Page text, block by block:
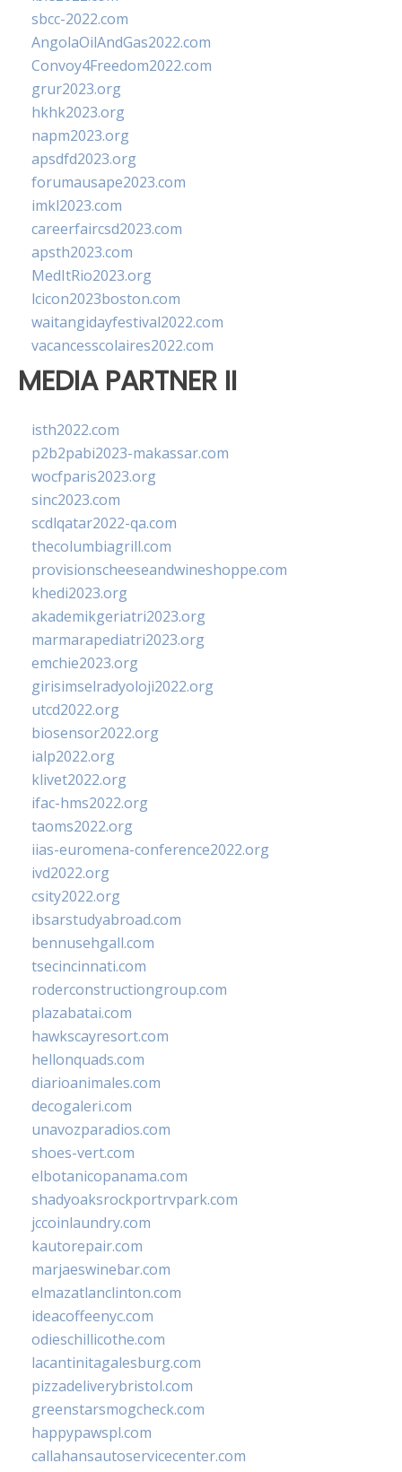
sbcc-2022.com
AngolaOilAndGas2022.com
Convoy4Freedom2022.com
grur2023.org
hkhk2023.org
napm2023.org
apsdfd2023.org
forumausape2023.com
imkl2023.com
careerfaircsd2023.com
apsth2023.com
MedItRio2023.org
lcicon2023boston.com
waitangidayfestival2022.com
vacancesscolaires2022.com
MEDIA PARTNER II
isth2022.com
p2b2pabi2023-makassar.com
wocfparis2023.org
sinc2023.com
scdlqatar2022-qa.com
thecolumbiagrill.com
provisionscheeseandwineshoppe.com
khedi2023.org
akademikgeriatri2023.org
marmarapediatri2023.org
emchie2023.org
girisimselradyoloji2022.org
utcd2022.org
biosensor2022.org
ialp2022.org
klivet2022.org
ifac-hms2022.org
taoms2022.org
iias-euromena-conference2022.org
ivd2022.org
csity2022.org
ibsarstudyabroad.com
bennusehgall.com
tsecincinnati.com
roderconstructiongroup.com
plazabatai.com
hawkscayresort.com
hellonquads.com
diarioanimales.com
decogaleri.com
unavozparadios.com
shoes-vert.com
elbotanicopanama.com
shadyoaksrockportrvpark.com
jccoinlaundry.com
kautorepair.com
marjaeswinebar.com
elmazatlanclinton.com
ideacoffeenyc.com
odieschillicothe.com
lacantinitagalesburg.com
pizzadeliverybristol.com
greenstarsmogcheck.com
happypawspl.com
callahansautoservicecenter.com